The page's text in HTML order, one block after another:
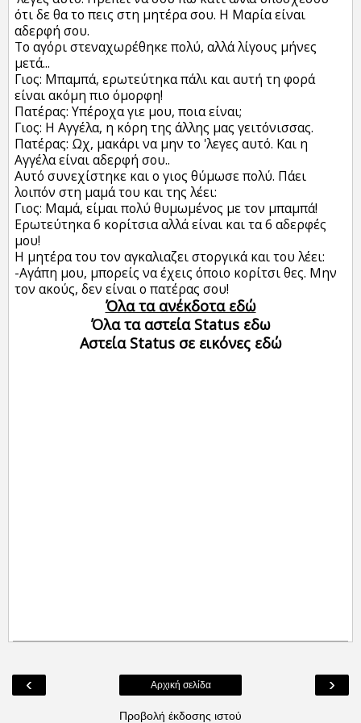
ότι δε θα το πεις στη μητέρα σου. Η Μαρία είναι
αδερφή σου.
Το αγόρι στεναχωρέθηκε πολύ, αλλά λίγους μήνες
μετά...
Γιος: Μπαμπά, ερωτεύτηκα πάλι και αυτή τη φορά
είναι ακόμη πιο όμορφη!
Πατέρας: Υπέροχα γιε μου, ποια είναι;
Γιος: Η Αγγέλα, η κόρη της άλλης μας γειτόνισσας.
Πατέρας: Ωχ, μακάρι να μην το 'λεγες αυτό. Και η
Αγγέλα είναι αδερφή σου..
Αυτό συνεχίστηκε και ο γιος θύμωσε πολύ. Πάει
λοιπόν στη μαμά του και της λέει:
Γιος: Μαμά, είμαι πολύ θυμωμένος με τον μπαμπά!
Ερωτεύτηκα 6 κορίτσια αλλά είναι και τα 6 αδερφές
μου!
Η μητέρα του τον αγκαλιαζει στοργικά και του λέει:
-Αγάπη μου, μπορείς να έχεις όποιο κορίτσι θες. Μην
τον ακούς, δεν είναι ο πατέρας σου!
Όλα τα ανέκδοτα εδώ
Όλα τα αστεία Status εδω
Αστεία Status σε εικόνες εδώ
‹ ›
Αρχική σελίδα
Προβολή έκδοσης ιστού